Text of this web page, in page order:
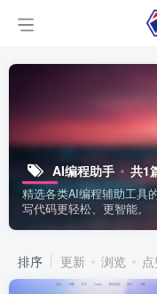
AI编程助手 共1
精选各类AI编程辅助工具
写代码更轻松、更智能。
排序 更新 浏览